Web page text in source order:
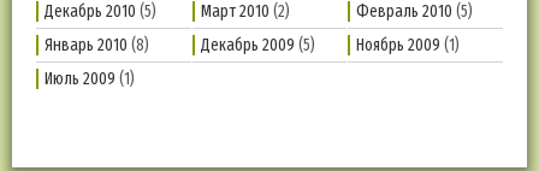
Декабрь 2010 (5) Март 2010 (2) Февраль 2010 (5)
Январь 2010 (8) Декабрь 2009 (5) Ноябрь 2009 (1)
Июль 2009 (1)